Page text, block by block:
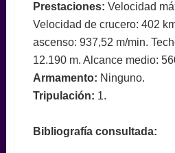
Prestaciones: Velocidad
Velocidad de crucero: 402
ascenso: 937,52 m/min.
12.190 m. Alcance medio:
Armamento: Ninguno.
Tripulación: 1.
Bibliografía consultada: